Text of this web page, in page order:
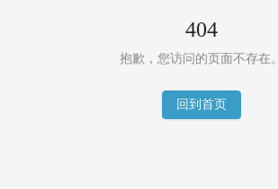
404
抱歉，您访问的页面不存在。
回到首页